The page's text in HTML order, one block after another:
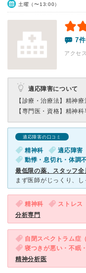
土曜（〜13:00）
7件
アクセ
適応障害について
【診療・治療法】 精神療
【専門医・資格】 精神科
適応障害の口コミ
精神科
適応障害
動悸・息切れ・体調
最低限の薬、スタッフ全
精神科 ストレス
分析専門
自閉スペクトラム症
寝つきが悪い・不眠
精神分析医